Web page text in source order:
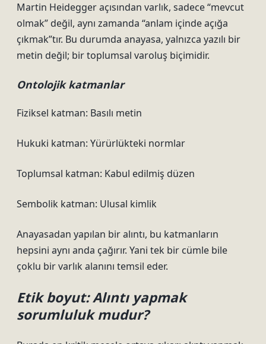
Martin Heidegger açısından varlık, sadece “mevcut
olmak” değil, aynı zamanda “anlam içinde açığa
çıkmak”tır. Bu durumda anayasa, yalnızca yazılı bir
metin değil; bir toplumsal varoluş biçimidir.
Ontolojik katmanlar
Fiziksel katman: Basılı metin
Hukuki katman: Yürürlükteki normlar
Toplumsal katman: Kabul edilmiş düzen
Sembolik katman: Ulusal kimlik
Anayasadan yapılan bir alıntı, bu katmanların
hepsini aynı anda çağırır. Yani tek bir cümle bile
çoklu bir varlık alanını temsil eder.
Etik boyut: Alıntı yapmak
sorumluluk mudur?